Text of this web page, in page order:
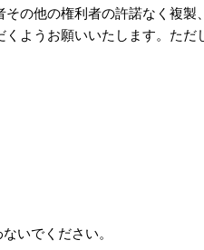
の他の権利者の許諾なく複製
ようお願いいたします。ただ
いでください。